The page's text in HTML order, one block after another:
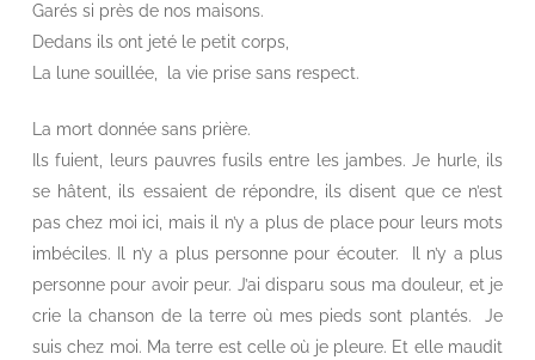
Garés si près de nos maisons.
Dedans ils ont jeté le petit corps,
La lune souillée, la vie prise sans respect.
La mort donnée sans prière.
Ils fuient, leurs pauvres fusils entre les jambes. Je hurle, ils
se hâtent, ils essaient de répondre, ils disent que ce n’est
pas chez moi ici, mais il n’y a plus de place pour leurs mots
imbéciles. Il n’y a plus personne pour écouter. Il n’y a plus
personne pour avoir peur. J’ai disparu sous ma douleur, et je
crie la chanson de la terre où mes pieds sont plantés. Je
suis chez moi. Ma terre est celle où je pleure. Et elle maudit